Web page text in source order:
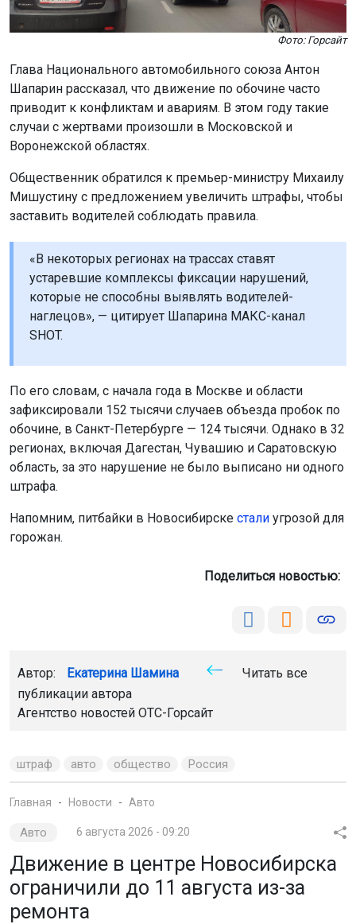
Фото: Горсайт
Глава Национального автомобильного союза Антон
Шапарин рассказал, что движение по обочине часто
приводит к конфликтам и авариям. В этом году такие
случаи с жертвами произошли в Московской и
Воронежской областях.
Общественник обратился к премьер-министру Михаилу
Мишустину с предложением увеличить штрафы, чтобы
заставить водителей соблюдать правила.
«В некоторых регионах на трассах ставят
устаревшие комплексы фиксации нарушений,
которые не способны выявлять водителей-
наглецов», — цитирует Шапарина МАКС-канал
SHOT.
По его словам, с начала года в Москве и области
зафиксировали 152 тысячи случаев объезда пробок по
обочине, в Санкт-Петербурге — 124 тысячи. Однако в 32
регионах, включая Дагестан, Чувашию и Саратовскую
область, за это нарушение не было выписано ни одного
штрафа.
Напомним, питбайки в Новосибирске стали угрозой для
горожан.
Поделиться новостью:
Автор: Екатерина Шамина
Читать все
публикации автора
Агентство новостей ОТС-Горсайт
штраф авто общество Россия
Главная Новости Авто
Авто 6 августа 2026 - 09:20
Движение в центре Новосибирска
ограничили до 11 августа из-за
ремонта